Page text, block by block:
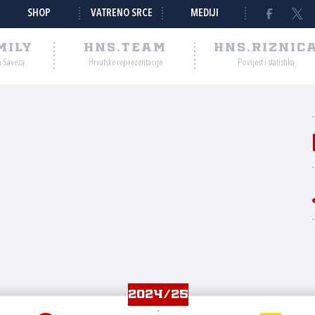
SHOP VATRENO SRCE MEDIJI
HNS.TEAM
Hrvatske reprezentacije Povijest i statistika
2024/25